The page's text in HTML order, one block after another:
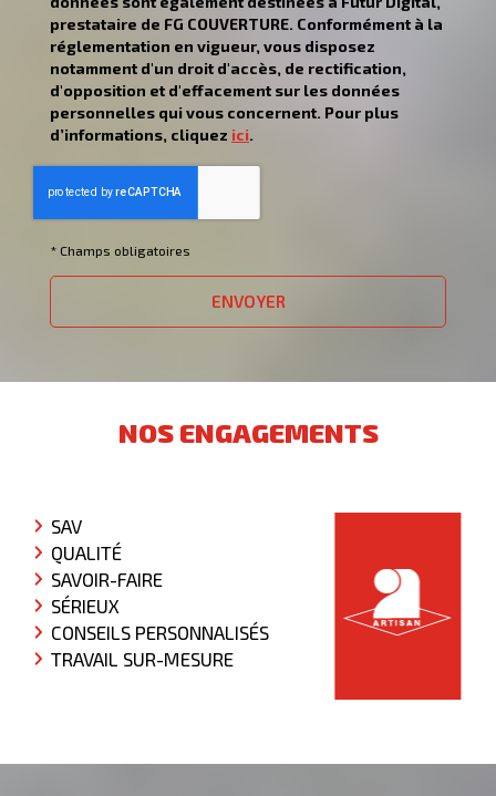
prestataire de FG COUVERTURE. Conformément à la
réglementation en vigueur, vous disposez
notamment d'un droit d'accès, de rectification,
d'opposition et d'effacement sur les données
personnelles qui vous concernent. Pour plus
d’informations, cliquez ici.
* Champs obligatoires
NOS ENGAGEMENTS
SAV
QUALITÉ
SAVOIR-FAIRE
SÉRIEUX
CONSEILS PERSONNALISÉS
TRAVAIL SUR-MESURE